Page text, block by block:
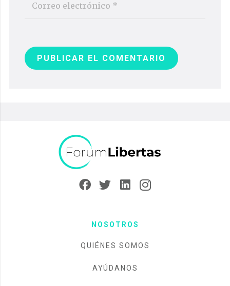
PUBLICAR EL COMENTARIO
NOSOTROS
QUIÉNES SOMOS
AYÚDANOS